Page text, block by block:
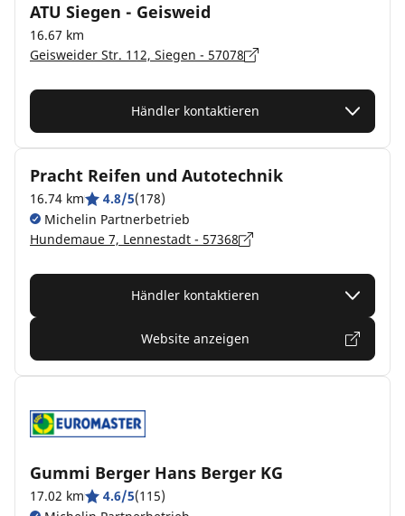
ATU Siegen - Geisweid
16.67 km
Geisweider Str. 112, Siegen - 57078
Händler kontaktieren
Pracht Reifen und Autotechnik
16.74 km 4.8/5(178)
Michelin Partnerbetrieb
Hundemaue 7, Lennestadt - 57368
Händler kontaktieren
Website anzeigen
Gummi Berger Hans Berger KG
17.02 km 4.6/5(115)